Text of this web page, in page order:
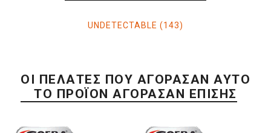
UNDETECTABLE (143)
ΟΙ ΠΕΛΆΤΕΣ ΠΟΥ ΑΓΌΡΑΣΑΝ ΑΥΤΌ
ΤΟ ΠΡΟΪΌΝ ΑΓΌΡΑΣΑΝ ΕΠΊΣΗΣ